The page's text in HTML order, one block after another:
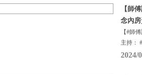
【師
念內
【#師
主持：
2024/